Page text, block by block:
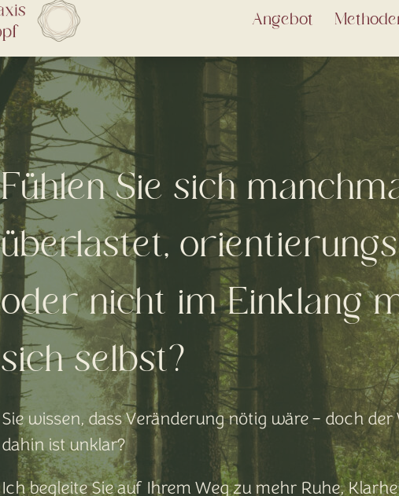
Angebot
Fühlen Sie sich
überlastet,
oder nicht im Einklang
sich selbst?
Sie wissen, dass Veränderung nötig wäre – doch der
dahin ist unklar?
Ich begleite Sie auf Ihrem Weg zu mehr Ruhe,